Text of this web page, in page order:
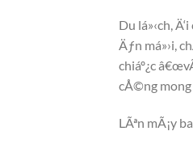
Du lá»‹ch,
Äƒn má»›i,
chiáº¿c
cÅ©ng mong
LÃªn mÃ¡y